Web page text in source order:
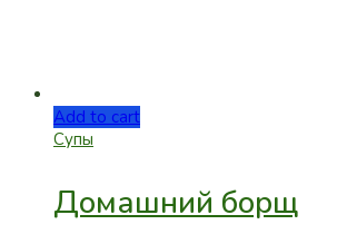
Add to cart
Супы
Домашний борщ